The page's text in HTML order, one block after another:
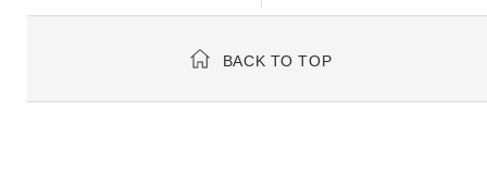
BACK TO TOP